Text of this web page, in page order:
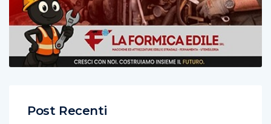
Post Recenti